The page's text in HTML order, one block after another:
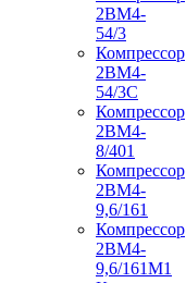
2ВМ4-
54/3
Компрессор
2ВМ4-
54/3С
Компрессор
2ВМ4-
8/401
Компрессор
2ВМ4-
9,6/161
Компрессор
2ВМ4-
9,6/161М1